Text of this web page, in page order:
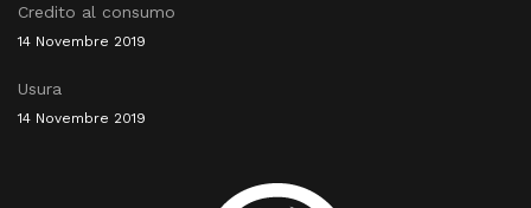
Credito al consumo
14 Novembre 2019
Usura
14 Novembre 2019